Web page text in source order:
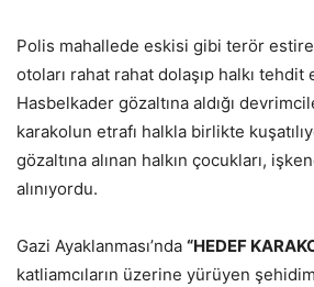
Polis mahallede eskisi gibi terör
otoları rahat rahat dolaşıp halkı tehdit
Hasbelkader gözaltına aldığı
karakolun etrafı halkla birlikte
gözaltına alınan halkın çocukları,
alınıyordu.
Gazi Ayaklanması’nda “HEDEF
katliamcıların üzerine yürüyen